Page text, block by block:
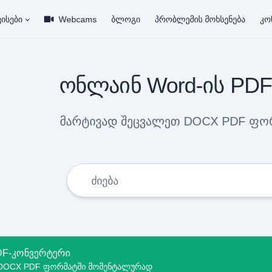
Webcams ბლოგი პრობლემის მოხსენება
ონლაინ Word-ის
მარტივად შეცვალეთ DOCX PDF
კონვერტერი
PDF ფორმატში მომენტალურად